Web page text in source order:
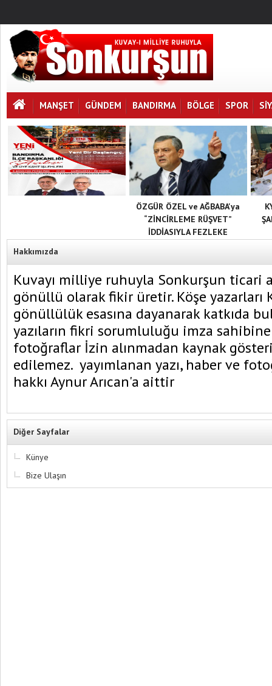
MANŞET GÜNDEM BANDIRMA BÖLGE SPOR
ÖZGÜR ÖZEL ve AĞBABA'ya
“ZİNCİRLEME RÜŞVET”
İDDİASIYLA FEZLEKE
Hakkımızda
Kuvayı milliye ruhuyla Sonkurşun ticari
gönüllü olarak fikir üretir. Köşe
gönüllülük esasına dayanarak katkıda
yazıların fikri sorumluluğu imza
fotoğraflar İzin alınmadan kaynak
edilemez. yayımlanan yazı, haber ve
hakkı Aynur Arıcan'a aittir
Diğer Sayfalar
Künye
Bize Ulaşın